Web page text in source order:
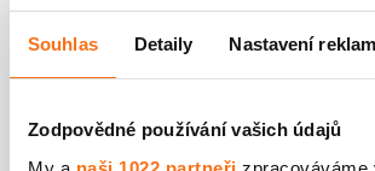
Souhlas Detaily Nastavení reklam
Zodpovědné používání vašich údajů
obdobně jako inseminace krátký a
další kvalitní embrya můžeme zamrazit
vitrifikace pro případné pozdější pokusy.